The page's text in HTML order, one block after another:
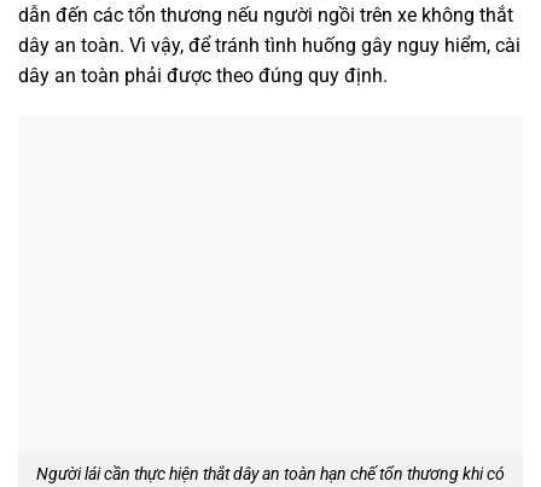
dẫn đến các tổn thương nếu người ngồi trên xe không thắt
dây an toàn. Vì vậy, để tránh tình huống gây nguy hiểm, cài
dây an toàn phải được theo đúng quy định.
Người lái cần thực hiện thắt dây an toàn hạn chế tổn thương khi có